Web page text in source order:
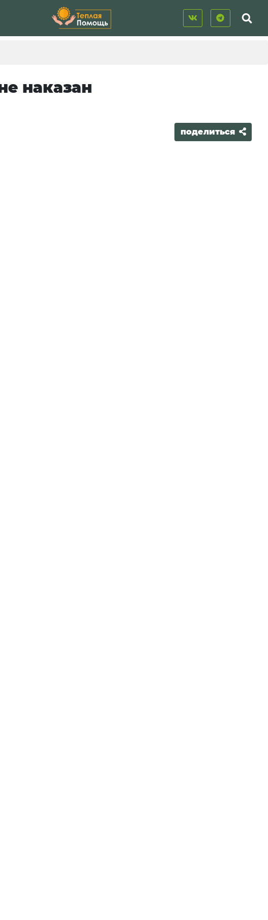
наказан
поделиться